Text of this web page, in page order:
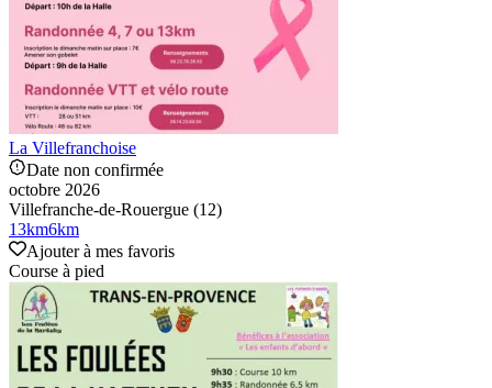
La Villefranchoise
Date non confirmée
octobre 2026
Villefranche-de-Rouergue (12)
13km6km
Ajouter à mes favoris
Course à pied